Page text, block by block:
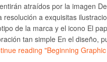
atraídos por la imagen
resolución a exquisitas
de la marca y el icono El
tan simple En el diseño,
reading "Beginning